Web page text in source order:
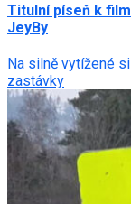
Titulní píseň k
JeyBy
Na silně vytížené
zastávky